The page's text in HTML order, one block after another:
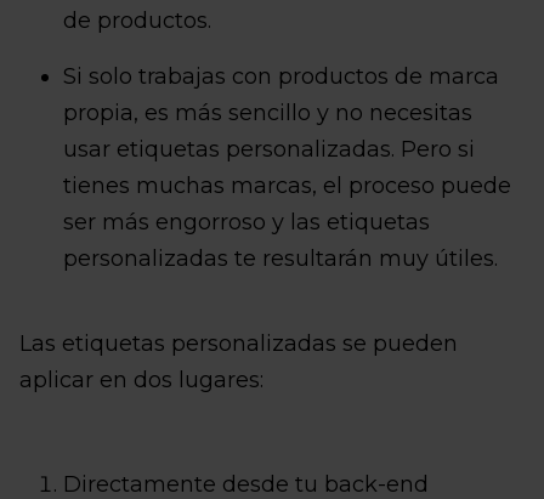
de productos.
Si solo trabajas con productos de marca
propia, es más sencillo y no necesitas
usar etiquetas personalizadas. Pero si
tienes muchas marcas, el proceso puede
ser más engorroso y las etiquetas
personalizadas te resultarán muy útiles.
Las etiquetas personalizadas se pueden
aplicar en dos lugares:
Directamente desde tu back-end